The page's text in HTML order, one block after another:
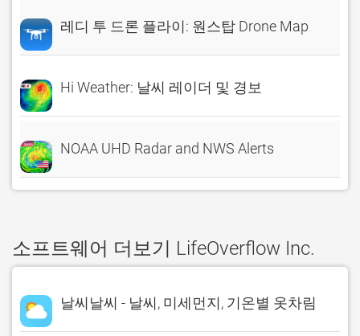
레디 투 드론 플라이: 원스탑 Drone Map
Hi Weather: 날씨 레이더 및 경보
NOAA UHD Radar and NWS Alerts
소프트웨어 더보기 LifeOverflow Inc.
날씨날씨 - 날씨, 미세먼지, 기온별 옷차림